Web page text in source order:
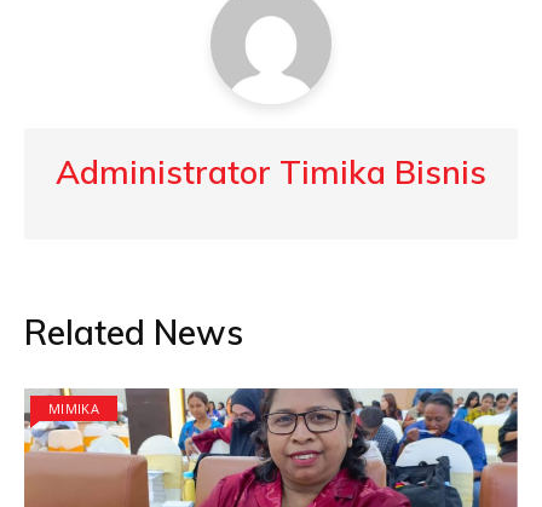
Administrator Timika Bisnis
Related News
MIMIKA